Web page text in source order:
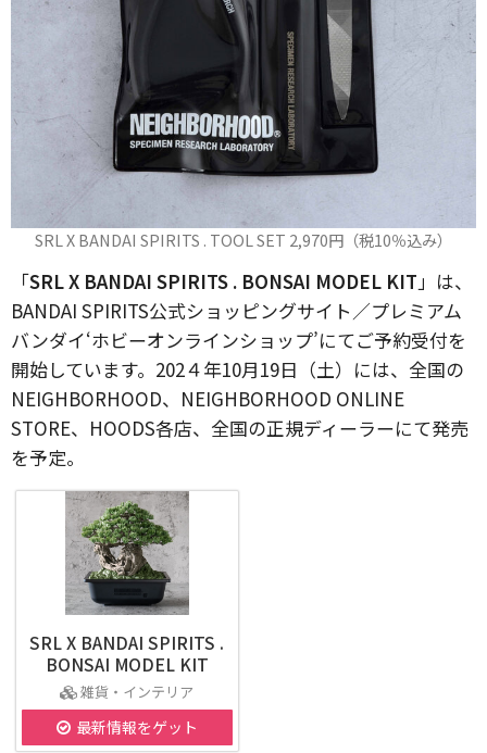
SRL X BANDAI SPIRITS . TOOL SET 2,970円（税10％込み）
「SRL X BANDAI SPIRITS . BONSAI MODEL KIT」は、
BANDAI SPIRITS公式ショッピングサイト／プレミアム
バンダイ‘ホビーオンラインショップ’にてご予約受付を
開始しています。202４年10月19日（土）には、全国の
NEIGHBORHOOD、NEIGHBORHOOD ONLINE
STORE、HOODS各店、全国の正規ディーラーにて発売
を予定。
SRL X BANDAI SPIRITS .
BONSAI MODEL KIT
雑貨・インテリア
最新情報をゲット